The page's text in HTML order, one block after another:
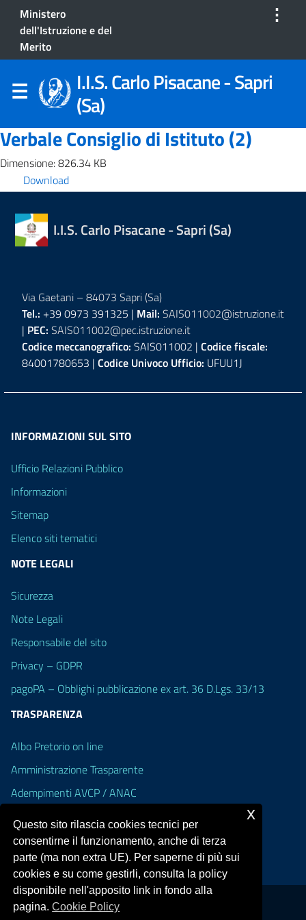
Ministero
dell'Istruzione e del
Merito
⋮
I.I.S. Carlo Pisacane - Sapri
(Sa)
Verbale Consiglio di Istituto (2)
Dimensione: 826.34 KB
Download
I.I.S. Carlo Pisacane - Sapri (Sa)
Via Gaetani – 84073 Sapri (Sa)
Tel.: +39 0973 391325 | Mail: SAIS011002@istruzione.it
| PEC: SAIS011002@pec.istruzione.it
Codice meccanografico: SAIS011002 | Codice fiscale:
84001780653 | Codice Univoco Ufficio: UFUU1J
INFORMAZIONI SUL SITO
Ufficio Relazioni Pubblico
Informazioni
Sitemap
Elenco siti tematici
NOTE LEGALI
Sicurezza
Note Legali
Responsabile del sito
Privacy – GDPR
pagoPA – Obblighi pubblicazione ex art. 36 D.Lgs. 33/13
TRASPARENZA
Albo Pretorio on line
Amministrazione Trasparente
Adempimenti AVCP / ANAC
Dichiarazione di accessibilità
Portale realizzato con la piattaforma
Questo sito rilascia cookies tecnici per
consentirne il funzionamento, anche di terza
parte (ma non extra UE). Per saperne di più sui
cookies e su come gestirli, consulta la policy
disponibile nell'apposito link in fondo alla
pagina.Cookie Policy
x